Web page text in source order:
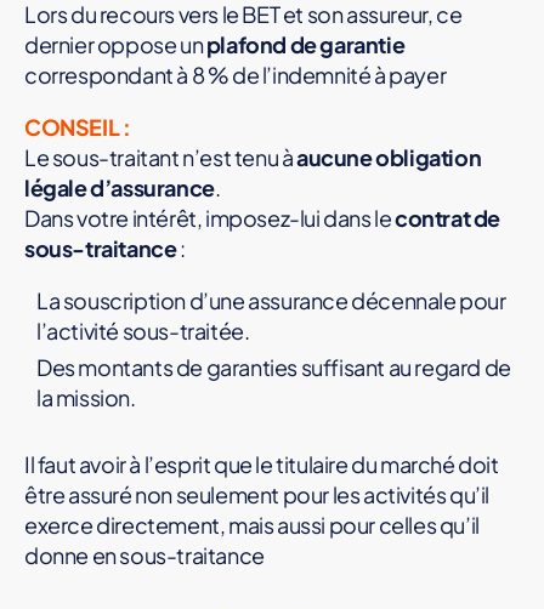
Lors du recours vers le BET et son assureur, ce
dernier oppose unplafond de garantie
correspondant à 8 % de l’indemnité à payer
CONSEIL :
Le sous-traitant n’est tenu àaucune obligation
légale d’assurance.
Dans votre intérêt, imposez-lui dans lecontrat de
sous-traitance:
La souscription d’une assurance décennale pour
l’activité sous-traitée.
Des montants de garanties suffisant au regard de
la mission.
Il faut avoir à l’esprit que le titulaire du marché doit
être assuré non seulement pour les activités qu’il
exerce directement, mais aussi pour celles qu’il
donne en sous-traitance